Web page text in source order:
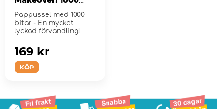
Bitar
Pappussel med 1000
bitar - En mycket
lyckad förvandling!
KÖP
169 kr